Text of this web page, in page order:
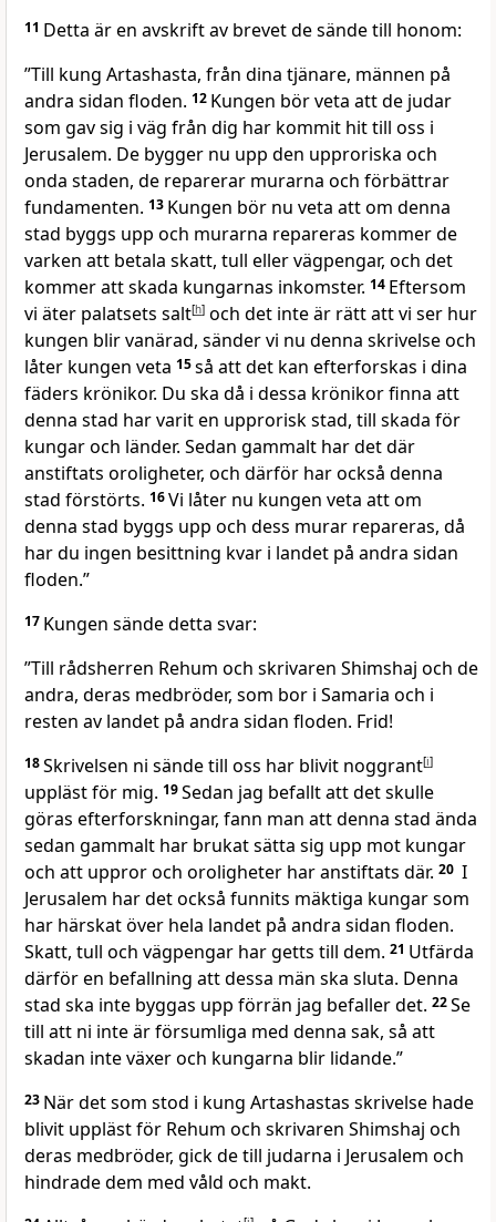
11 Detta är en avskrift av brevet de sände till honom:
”Till kung Artashasta, från dina tjänare, männen på
andra sidan floden. 12 Kungen bör veta att de judar
som gav sig i väg från dig har kommit hit till oss i
Jerusalem. De bygger nu upp den upproriska och
onda staden, de reparerar murarna och förbättrar
fundamenten. 13 Kungen bör nu veta att om denna
stad byggs upp och murarna repareras kommer de
varken att betala skatt, tull eller vägpengar, och det
kommer att skada kungarnas inkomster. 14 Eftersom
vi äter palatsets salt[h] och det inte är rätt att vi ser hur
kungen blir vanärad, sänder vi nu denna skrivelse och
låter kungen veta 15så att det kan efterforskas i dina
fäders krönikor. Du ska då i dessa krönikor finna att
denna stad har varit en upprorisk stad, till skada för
kungar och länder. Sedan gammalt har det där
anstiftats oroligheter, och därför har också denna
stad förstörts. 16Vi låter nu kungen veta att om
denna stad byggs upp och dess murar repareras, då
har du ingen besittning kvar i landet på andra sidan
floden.”
17 Kungen sände detta svar:
”Till rådsherren Rehum och skrivaren Shimshaj och de
andra, deras medbröder, som bor i Samaria och i
resten av landet på andra sidan floden. Frid!
18Skrivelsen ni sände till oss har blivit noggrant[i]
uppläst för mig. 19Sedan jag befallt att det skulle
göras efterforskningar, fann man att denna stad ända
sedan gammalt har brukat sätta sig upp mot kungar
och att uppror och oroligheter har anstiftats där. 20 I
Jerusalem har det också funnits mäktiga kungar som
har härskat över hela landet på andra sidan floden.
Skatt, tull och vägpengar har getts till dem. 21 Utfärda
därför en befallning att dessa män ska sluta. Denna
stad ska inte byggas upp förrän jag befaller det. 22Se
till att ni inte är försumliga med denna sak, så att
skadan inte växer och kungarna blir lidande.”
23 När det som stod i kung Artashastas skrivelse hade
blivit uppläst för Rehum och skrivaren Shimshaj och
deras medbröder, gick de till judarna i Jerusalem och
hindrade dem med våld och makt.